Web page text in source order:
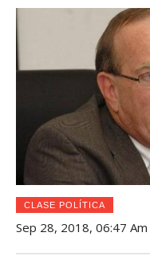
CLASE POLÍTICA
Sep 28, 2018, 06:47 Am